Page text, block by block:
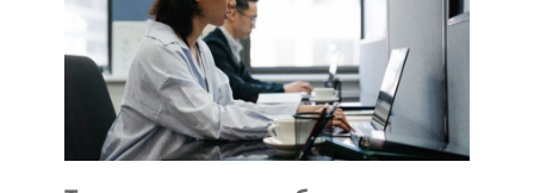
ПО
ИСКУССТВЕННОМУ
ИНТЕЛЛЕКТУ